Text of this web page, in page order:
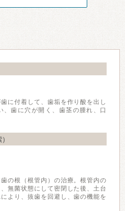
に付着して、歯垢を作り酸を出し
、歯に穴が開く、歯茎の腫れ、口
の根（根管内）の治療。根管内の
無菌状態にして密閉した後、土台
より、抜歯を回避し、歯の機能を